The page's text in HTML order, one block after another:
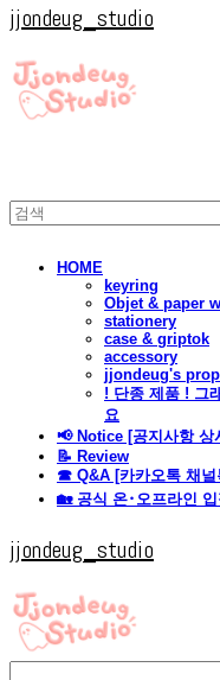
jjondeug_studio
HOME
keyring
Objet & paper
stationery
case & griptok
accessory
jjondeug's
! 단종 제품 ! 그
요
📢 Notice [공지사항 상
📝 Review
☎ Q&A [카카오톡 채널
🏡 공식 온･오프라인
jjondeug_studio